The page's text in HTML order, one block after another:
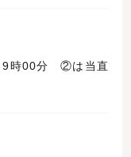
時00分 ②は当直